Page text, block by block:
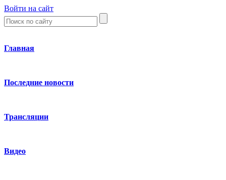
Войти на сайт
Главная
Последние новости
Трансляции
Видео